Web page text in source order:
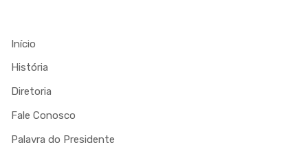
Início
História
Diretoria
Fale Conosco
Palavra do Presidente